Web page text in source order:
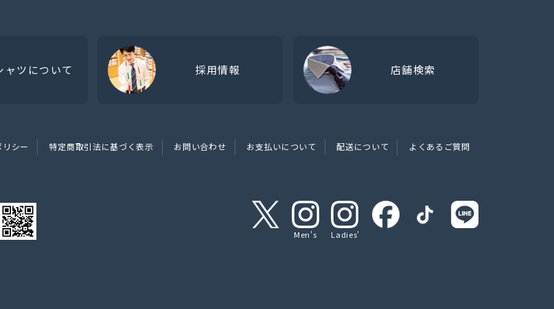
ャツについて 採用情報 店舗検索
シー 特定商取引法に基づく表示 お問い合わせ お支払いについて 配送について よくあるご質問
Men's Ladies'